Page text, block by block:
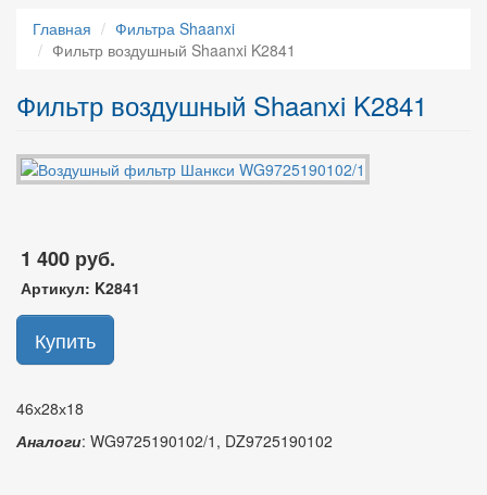
Главная
Фильтра Shaanxi
Фильтр воздушный Shaanxi K2841
Фильтр воздушный Shaanxi K2841
1 400 руб.
Артикул: K2841
Купить
46х28х18
Аналоги: WG9725190102/1, DZ9725190102